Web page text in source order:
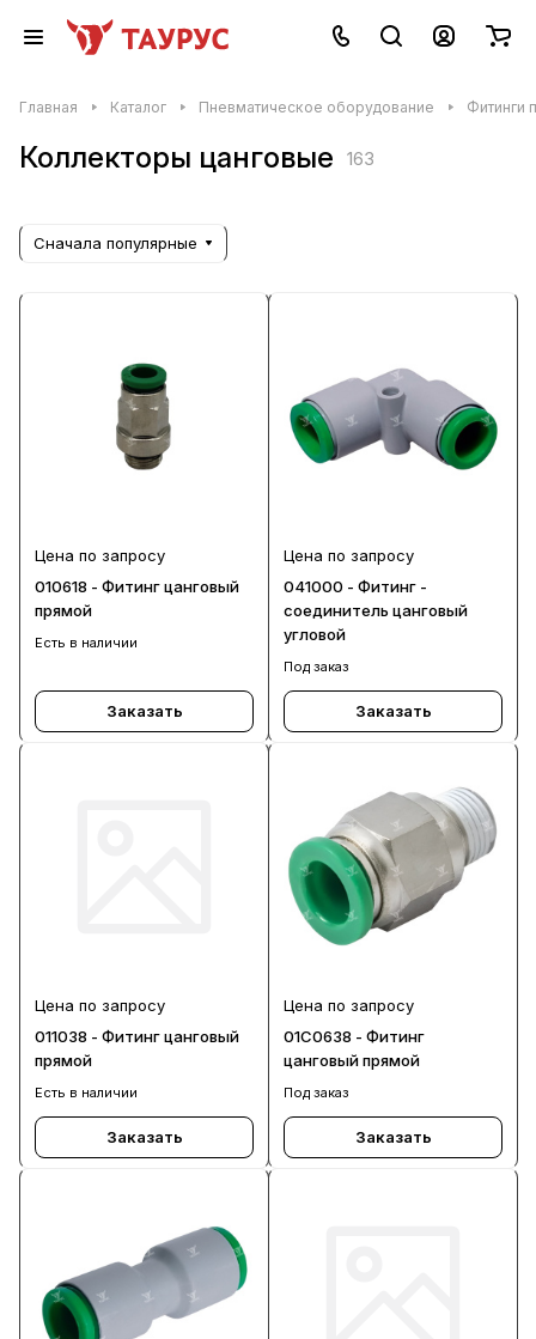
Главная Каталог Пневматическое оборудование Фитинги
Коллекторы цанговые 163
Сначала популярные
Цена по запросу
010618 - Фитинг цанговый
прямой
Есть в наличии
Заказать
Цена по запросу
041000 - Фитинг -
соединитель цанговый
угловой
Под заказ
Заказать
Цена по запросу
011038 - Фитинг цанговый
прямой
Есть в наличии
Заказать
Цена по запросу
01C0638 - Фитинг
цанговый прямой
Под заказ
Заказать